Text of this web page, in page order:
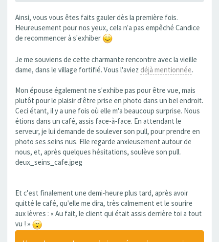
Ainsi, vous vous êtes faits gauler dès la première fois.
Heureusement pour nos yeux, cela n'a pas empêché Candice
de recommencer à s'exhiber
Je me souviens de cette charmante rencontre avec la vieille
dame, dans le village fortifié. Vous l'aviez déjà mentionnée.
Mon épouse également ne s'exhibe pas pour être vue, mais
plutôt pour le plaisir d'être prise en photo dans un bel endroit.
Ceci étant, il y a une fois où elle m'a beaucoup surprise. Nous
étions dans un café, assis face-à-face. En attendant le
serveur, je lui demande de soulever son pull, pour prendre en
photo ses seins nus. Elle regarde anxieusement autour de
nous, et, après quelques hésitations, soulève son pull.
deux_seins_cafe.jpeg
Et c'est finalement une demi-heure plus tard, après avoir
quitté le café, qu'elle me dira, très calmement et le sourire
aux lèvres : « Au fait, le client qui était assis derrière toi a tout
vu ! »